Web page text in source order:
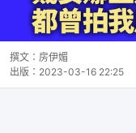
撰文： 房伊媚
出版： 2023-03-16 22:25